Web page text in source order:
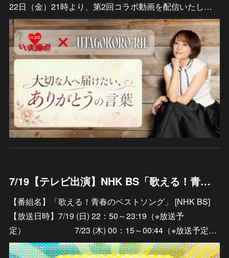
22日（金）21時より、第2回コラボ動画を配信いたし…
7/19【テレビ出演】NHK BS「歌える！青春のベストソング」＃９５
【番組名】「歌える！青春のベストソング」 [NHK BS]
【放送日時】7/19 (日) 22：50～23:19（※放送予
定） 7/23 (木) 00：15～00:44（※放送予定…